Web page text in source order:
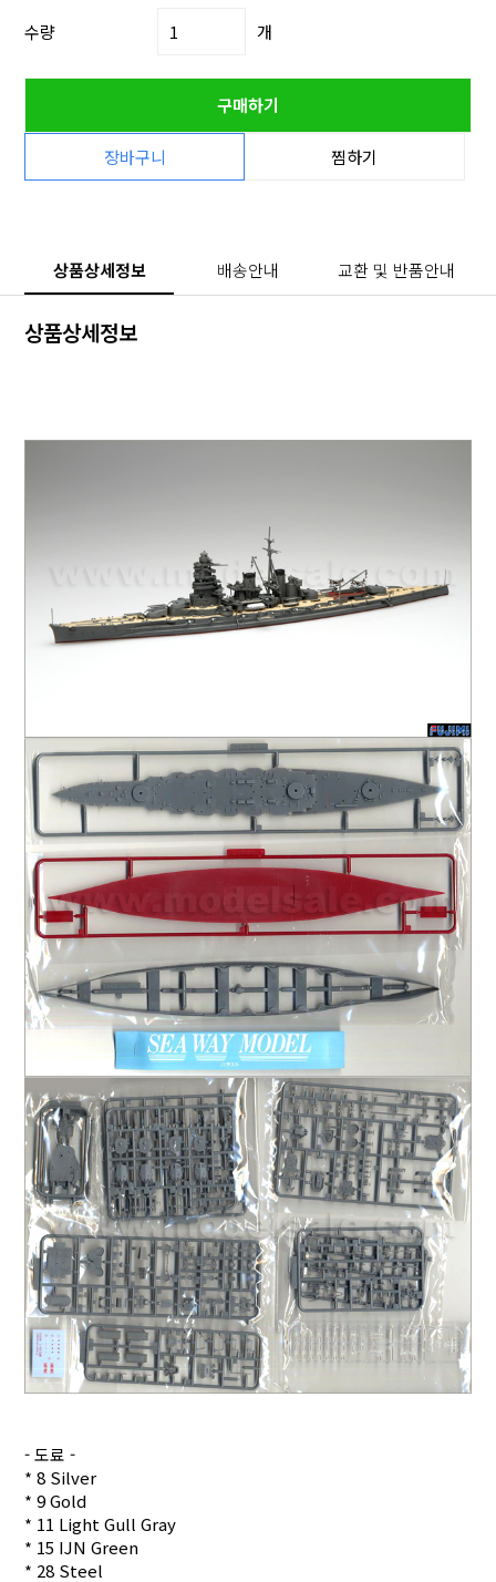
수량 개
구매하기
장바구니 찜하기
상품상세정보 배송안내 교환 및 반품안내
상품상세정보
- 도료 -
* 8 Silver
* 9 Gold
* 11 Light Gull Gray
* 15 IJN Green
* 28 Steel